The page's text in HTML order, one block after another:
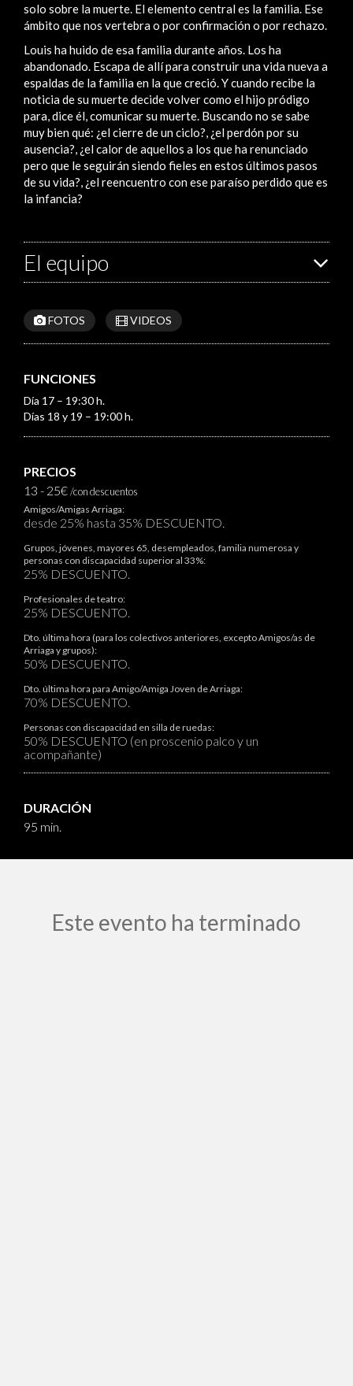
solo sobre la muerte. El elemento central es la familia. Ese
ámbito que nos vertebra o por confirmación o por rechazo.
Louis ha huido de esa familia durante años. Los ha
abandonado. Escapa de allí para construir una vida nueva a
espaldas de la familia en la que creció. Y cuando recibe la
noticia de su muerte decide volver como el hijo pródigo
para, dice él, comunicar su muerte. Buscando no se sabe
muy bien qué: ¿el cierre de un ciclo?, ¿el perdón por su
ausencia?, ¿el calor de aquellos a los que ha renunciado
pero que le seguirán siendo fieles en estos últimos pasos
de su vida?, ¿el reencuentro con ese paraíso perdido que es
la infancia?
El equipo
FOTOS VIDEOS
FUNCIONES
Día 17 – 19:30 h.
Días 18 y 19 – 19:00 h.
PRECIOS
13 - 25€/con descuentos
Amigos/Amigas Arriaga:
desde 25% hasta 35% DESCUENTO.
Grupos, jóvenes, mayores 65, desempleados, familia numerosa y
personas con discapacidad superior al 33%:
25% DESCUENTO.
Profesionales de teatro:
25% DESCUENTO.
Dto. última hora (para los colectivos anteriores, excepto Amigos/as de
Arriaga y grupos):
50% DESCUENTO.
Dto. última hora para Amigo/Amiga Joven de Arriaga:
70% DESCUENTO.
Personas con discapacidad en silla de ruedas:
50% DESCUENTO (en proscenio palco y un
acompañante)
DURACIÓN
95 min.
Este evento ha terminado